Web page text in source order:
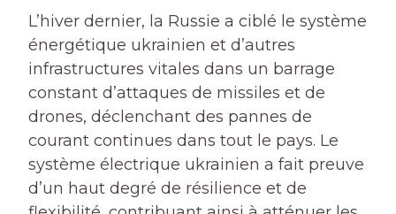
L’hiver dernier, la Russie a ciblé le système
énergétique ukrainien et d’autres
infrastructures vitales dans un barrage
constant d’attaques de missiles et de
drones, déclenchant des pannes de
courant continues dans tout le pays. Le
système électrique ukrainien a fait preuve
d’un haut degré de résilience et de